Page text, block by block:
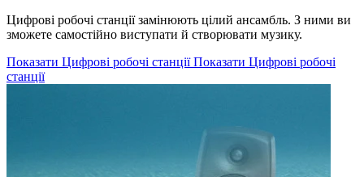
Цифрові робочі станції замінюють цілий ансамбль. З ними ви
зможете самостійно виступати й створювати музику.
Показати Цифрові робочі станції Показати Цифрові робочі
станції